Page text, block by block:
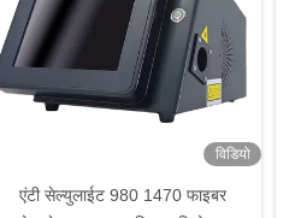
विडियो
एंटी सेल्युलाईट 980 1470 फाइबर